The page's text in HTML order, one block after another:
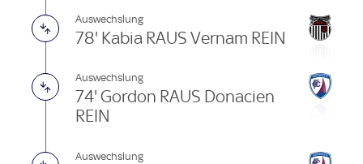
Auswechslung
78' Kabia RAUS Vernam REIN
Auswechslung
74' Gordon RAUS Donacien
REIN
Auswechslung